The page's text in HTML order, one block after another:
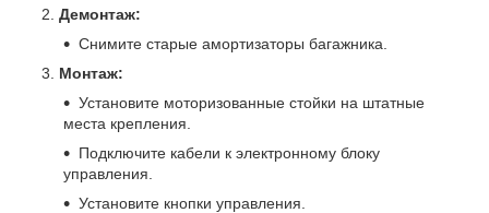
Демонтаж:
Снимите старые амортизаторы багажника.
Монтаж:
Установите моторизованные стойки на штатные
места крепления.
Подключите кабели к электронному блоку
управления.
Установите кнопки управления.